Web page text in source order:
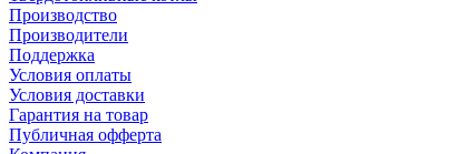
Производство
Производители
Поддержка
Условия оплаты
Условия доставки
Гарантия на товар
Публичная офферта